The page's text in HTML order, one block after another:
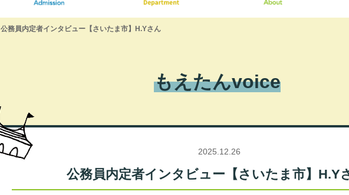
公務員内定者インタビュー【さいたま市】H.Yさん
もえたんvoice
2025.12.26
公務員内定者インタビュー【さいたま市】H.Y